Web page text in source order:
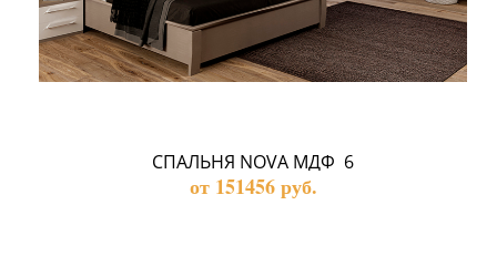
СПАЛЬНЯ NOVA МДФ  6
от 151456 руб.